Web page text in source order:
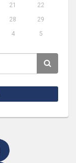
21
22
28
29
4 5